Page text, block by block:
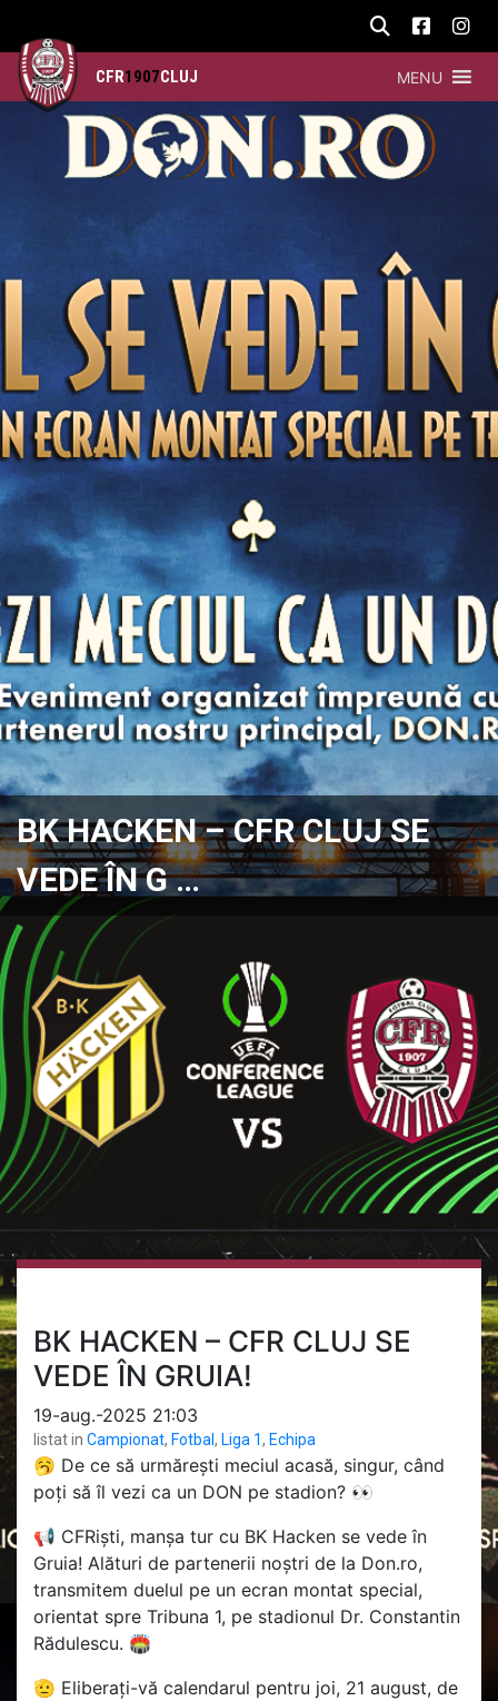
CFR1907CLUJ MENU
BK HACKEN – CFR CLUJ SE
VEDE ÎN G …
BK HACKEN – CFR CLUJ SE
VEDE ÎN GRUIA!
19-aug.-2025 21:03
listat in Campionat, Fotbal , Liga 1, Echipa
🥱 De ce să urmărești meciul acasă, singur, când
poți să îl vezi ca un DON pe stadion? 👀
📢 CFRiști, manșa tur cu BK Hacken se vede în
Gruia! Alături de partenerii noștri de la Don.ro,
transmitem duelul pe un ecran montat special,
orientat spre Tribuna 1, pe stadionul Dr. Constantin
Rădulescu. 🏟️
🫡 Eliberați-vă calendarul pentru joi, 21 august, de